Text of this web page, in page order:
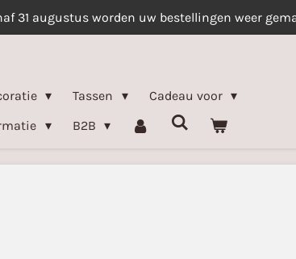
31 augustus worden uw bestellingen weer
Tassen
Cadeau voor
B2B